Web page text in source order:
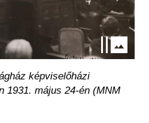
képviselőházi
1931. május 24-én (MNM